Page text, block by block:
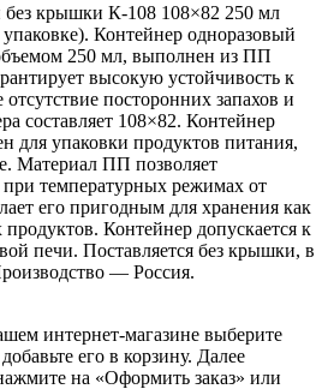
без крышки К-108 108×82 250 мл
Контейнер одноразовый
250 мл, выполнен из ПП
высокую устойчивость к
посторонних запахов и
составляет 108×82. Контейнер
для упаковки продуктов питания,
Материал ПП позволяет
при температурных режимах от
его пригодным для хранения как
Контейнер допускается к
печи. Поставляется без крышки, в
— Россия.
интернет-магазине выберите
его в корзину. Далее
на «Оформить заказ» или